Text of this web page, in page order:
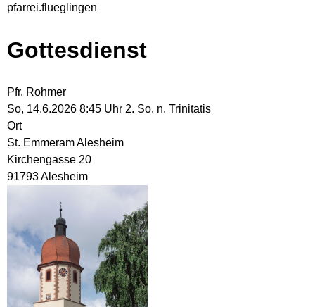
pfarrei.flueglingen
Gottesdienst
Pfr. Rohmer
So, 14.6.2026 8:45 Uhr 2. So. n. Trinitatis
Ort
St. Emmeram Alesheim
Kirchengasse 20
91793 Alesheim